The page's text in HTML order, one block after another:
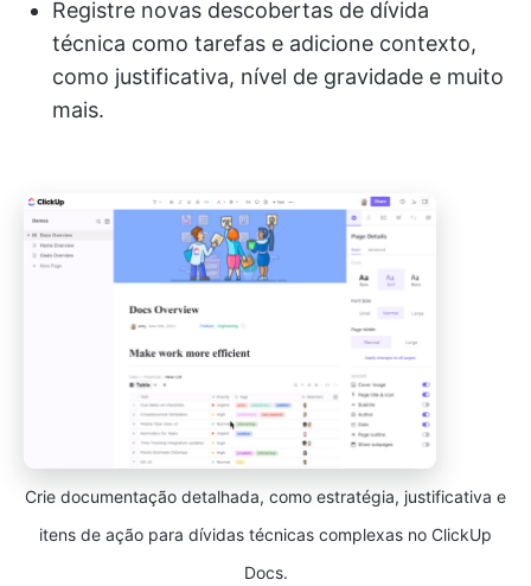
Registre novas descobertas de dívida
técnica como tarefas e adicione contexto,
como justificativa, nível de gravidade e muito
mais.
Crie documentação detalhada, como estratégia, justificativa e
itens de ação para dívidas técnicas complexas no ClickUp
Docs.